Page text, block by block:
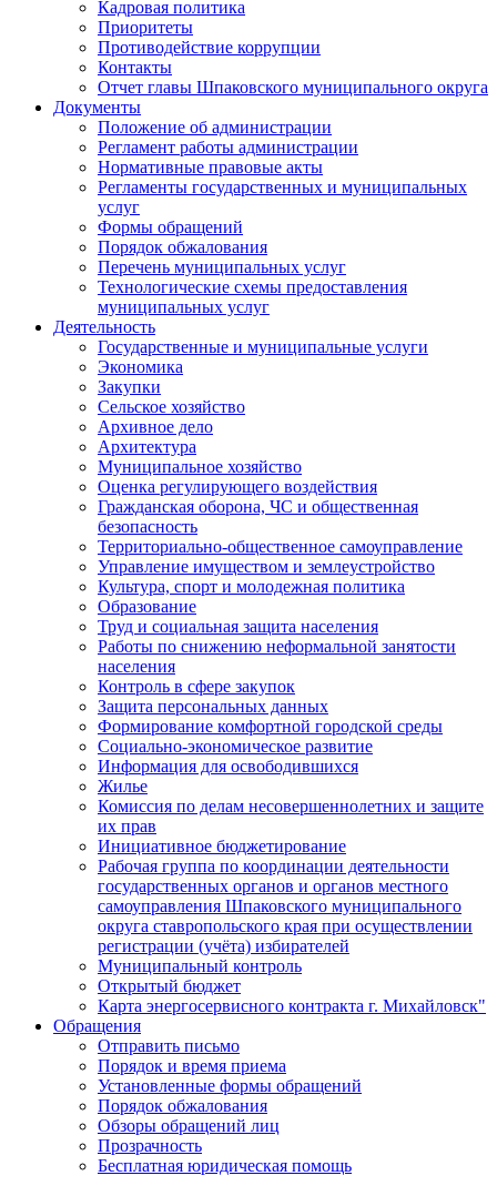
Кадровая политика
Приоритеты
Противодействие коррупции
Контакты
Отчет главы Шпаковского муниципального округа
Документы
Положение об администрации
Регламент работы администрации
Нормативные правовые акты
Регламенты государственных и муниципальных
услуг
Формы обращений
Порядок обжалования
Перечень муниципальных услуг
Технологические схемы предоставления
муниципальных услуг
Деятельность
Государственные и муниципальные услуги
Экономика
Закупки
Сельское хозяйство
Архивное дело
Архитектура
Муниципальное хозяйство
Оценка регулирующего воздействия
Гражданская оборона, ЧС и общественная
безопасность
Территориально-общественное самоуправление
Управление имуществом и землеустройство
Культура, спорт и молодежная политика
Образование
Труд и социальная защита населения
Работы по снижению неформальной занятости
населения
Контроль в сфере закупок
Защита персональных данных
Формирование комфортной городской среды
Социально-экономическое развитие
Информация для освободившихся
Жилье
Комиссия по делам несовершеннолетних и защите
их прав
Инициативное бюджетирование
Рабочая группа по координации деятельности
государственных органов и органов местного
самоуправления Шпаковского муниципального
округа ставропольского края при осуществлении
регистрации (учёта) избирателей
Муниципальный контроль
Открытый бюджет
Карта энергосервисного контракта г. Михайловск"
Обращения
Отправить письмо
Порядок и время приема
Установленные формы обращений
Порядок обжалования
Обзоры обращений лиц
Прозрачность
Бесплатная юридическая помощь